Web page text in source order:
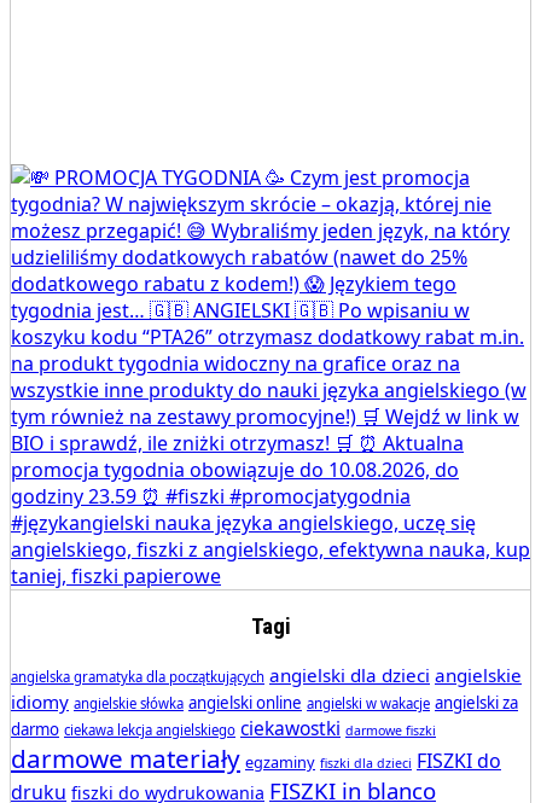
Tagi
angielska gramatyka dla początkujących angielski dla dzieci angielskie
idiomy angielskie słówka angielski online angielski w wakacje angielski za
darmo ciekawa lekcja angielskiego ciekawostki darmowe fiszki
darmowe materiały egzaminy fiszki dla dzieci FISZKI do
druku fiszki do wydrukowania FISZKI in blanco